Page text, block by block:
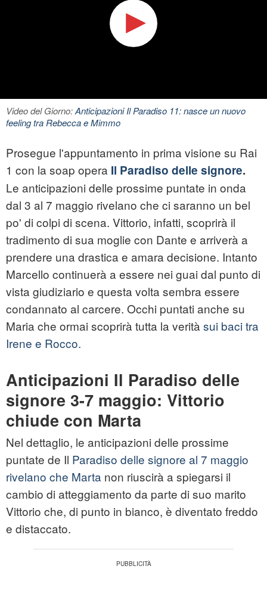
Video del Giorno:Anticipazioni Il Paradiso 11: nasce un nuovo
feeling tra Rebecca e Mimmo
Prosegue l'appuntamento in prima visione su Rai
1 con la soap opera Il Paradiso delle signore.
Le anticipazioni delle prossime puntate in onda
dal 3 al 7 maggio rivelano che ci saranno un bel
po' di colpi di scena. Vittorio, infatti, scoprirà il
tradimento di sua moglie con Dante e arriverà a
prendere una drastica e amara decisione. Intanto
Marcello continuerà a essere nei guai dal punto di
vista giudiziario e questa volta sembra essere
condannato al carcere. Occhi puntati anche su
Maria che ormai scoprirà tutta la verità sui baci tra
Irene e Rocco.
Anticipazioni Il Paradiso delle
signore 3-7 maggio: Vittorio
chiude con Marta
Nel dettaglio, le anticipazioni delle prossime
puntate de Il Paradiso delle signore al 7 maggio
rivelano che Marta non riuscirà a spiegarsi il
cambio di atteggiamento da parte di suo marito
Vittorio che, di punto in bianco, è diventato freddo
e distaccato.